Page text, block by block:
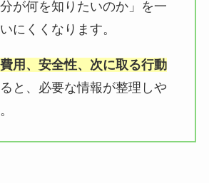
が何を知りたいのか」を一
にくくなります。
用、安全性、次に取る行動
と、必要な情報が整理しや